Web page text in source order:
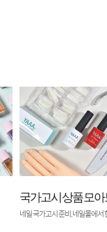
오스트리아 크리스
오스트리아에서 수입된 정품 크